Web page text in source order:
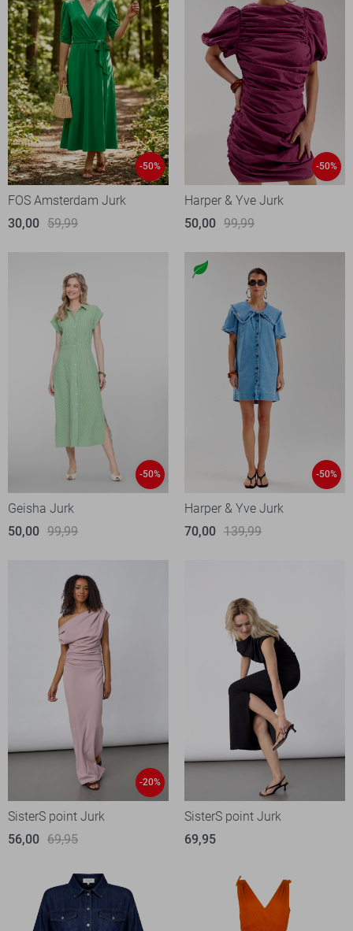
-50%
FOS Amsterdam Jurk
30,00 59,99
-50%
Harper & Yve Jurk
50,00 99,99
-50%
Geisha Jurk
50,00 99,99
-50%
Harper & Yve Jurk
70,00 139,99
-20%
SisterS point Jurk
56,00 69,95
SisterS point Jurk
69,95